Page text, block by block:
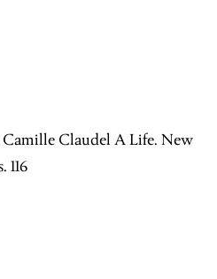
Claudel A Life. New
116